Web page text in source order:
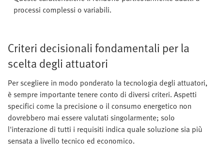
processi complessi o variabili.
Criteri decisionali fondamentali per la
scelta degli attuatori
Per scegliere in modo ponderato la tecnologia degli attuatori,
è sempre importante tenere conto di diversi criteri. Aspetti
specifici come la precisione o il consumo energetico non
dovrebbero mai essere valutati singolarmente; solo
l'interazione di tutti i requisiti indica quale soluzione sia più
sensata a livello tecnico ed economico.